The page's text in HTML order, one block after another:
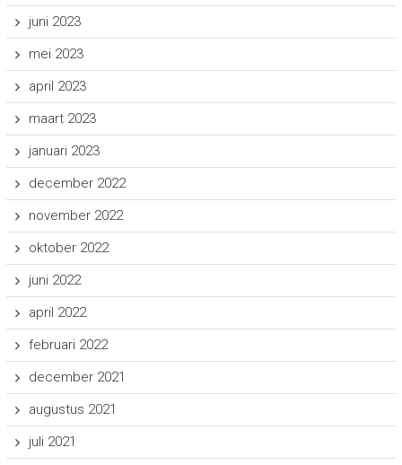
juni 2023
mei 2023
april 2023
maart 2023
januari 2023
december 2022
november 2022
oktober 2022
juni 2022
april 2022
februari 2022
december 2021
augustus 2021
juli 2021